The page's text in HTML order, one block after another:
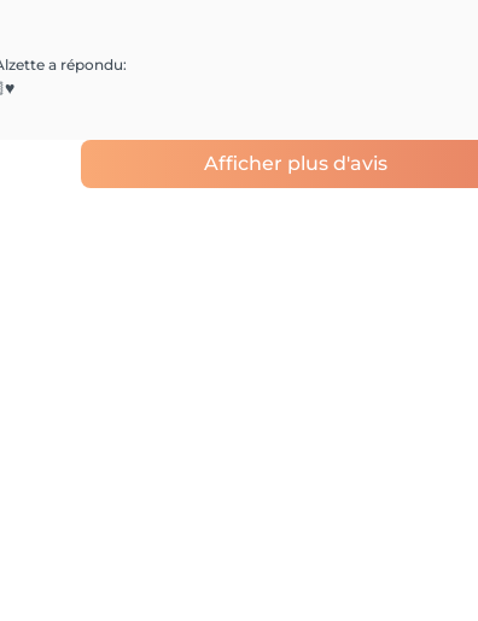
a répondu:
Afficher plus d'avis